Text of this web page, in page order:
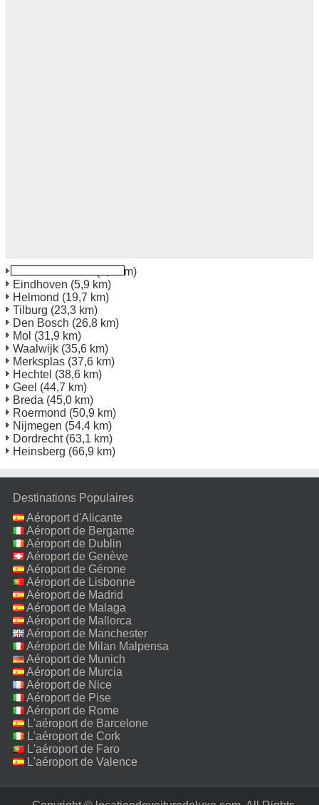
(5,5 km)
Eindhoven (5,9 km)
Helmond (19,7 km)
Tilburg (23,3 km)
Den Bosch (26,8 km)
Mol (31,9 km)
Waalwijk (35,6 km)
Merksplas (37,6 km)
Hechtel (38,6 km)
Geel (44,7 km)
Breda (45,0 km)
Roermond (50,9 km)
Nijmegen (54,4 km)
Dordrecht(63,1 km)
Heinsberg (66,9 km)
Destinations Populaires
Aéroport d'Alicante
Aéroport de Bergame
Aéroport de Dublin
Aéroport de Genève
Aéroport de Gérone
Aéroport de Lisbonne
Aéroport de Madrid
Aéroport de Malaga
Aéroport de Mallorca
Aéroport de Manchester
Aéroport de Milan Malpensa
Aéroport de Munich
Aéroport de Murcia
Aéroport de Nice
Aéroport de Pise
Aéroport de Rome
Fiumicino
L'aéroport de Barcelone
L'aéroport de Cork
L'aéroport de Faro
L'aéroport de Valence